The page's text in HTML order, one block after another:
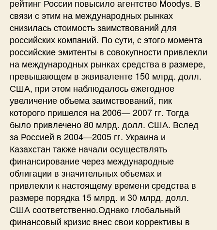
рейтинг России повысило агентство Moodys. В
связи с этим на международных рынках
снизилась стоимость заимствований для
российских компаний. По сути, с этого момента
российские эмитенты в совокупности привлекли
на международных рынках средства в размере,
превышающем в эквиваленте 150 млрд. долл.
США, при этом наблюдалось ежегодное
увеличение объема заимствований, пик
которого пришелся на 2006— 2007 гг. Тогда
было привлечено 80 млрд. долл. США. Вслед
за Россией в 2004—2005 гг. Украина и
Казахстан также начали осуществлять
финансирование через международные
облигации в значительных объемах и
привлекли к настоящему времени средства в
размере порядка 15 млрд. и 30 млрд. долл.
США соответственно.Однако глобальный
финансовый кризис внес свои коррективы в